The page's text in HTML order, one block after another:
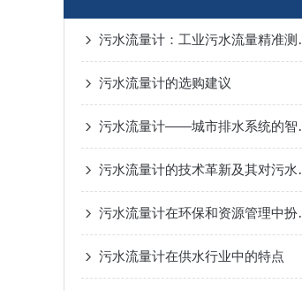
污水流
污水流量计的选购建议
污水流
污水流
污水流量
污水流量计在供水行业中的特点